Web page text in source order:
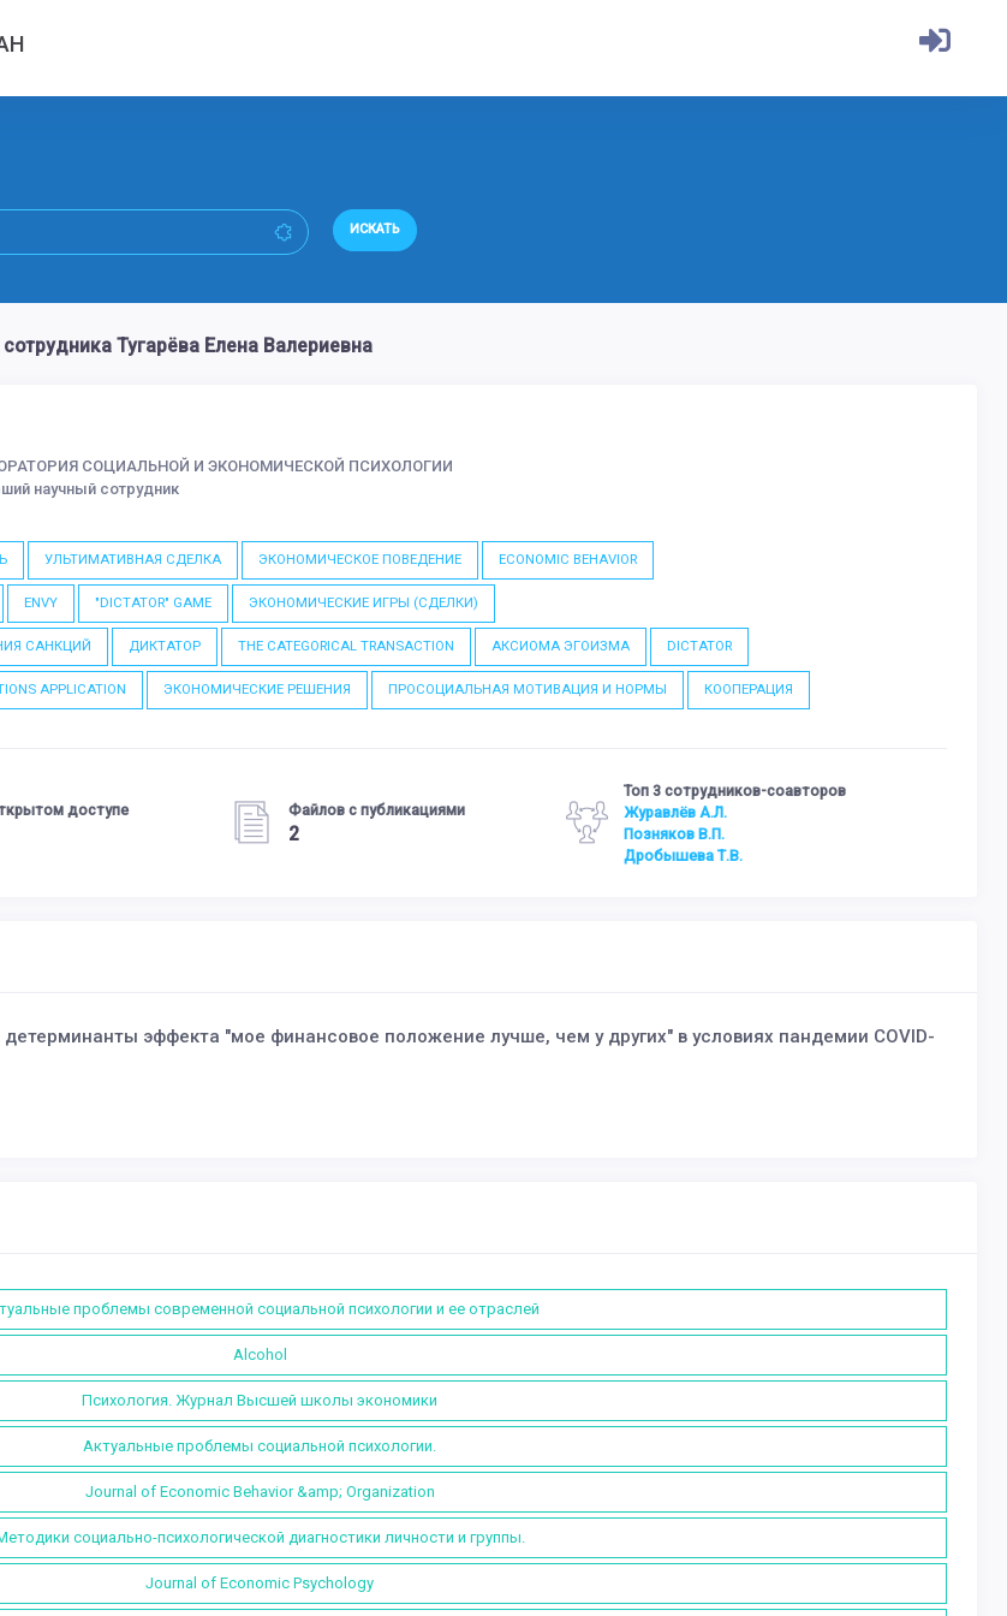
ИСКАТЬ
Тугарёва Елена Валериевна
СОЦИАЛЬНОЙ И ЭКОНОМИЧЕСКОЙ ПСИХОЛОГИИ
научный сотрудник
УЛЬТИМАТИВНАЯ СДЕЛКА ЭКОНОМИЧЕСКОЕ ПОВЕДЕНИЕ ECONOMIC BEHAVIOR
ENVY "DICTATOR" GAME ЭКОНОМИЧЕСКИЕ ИГРЫ (СДЕЛКИ)
САНКЦИЙ ДИКТАТОР THE CATEGORICAL TRANSACTION АКСИОМА ЭГОИЗМА DICTATOR
APPLICATION ЭКОНОМИЧЕСКИЕ РЕШЕНИЯ ПРОСОЦИАЛЬНАЯ МОТИВАЦИЯ И НОРМЫ КООПЕРАЦИЯ
доступе Файлов с публикациями
2
Топ 3 сотрудников-соавторов
Журавлёв А.Л.
Позняков В.П.
Дробышева Т.В.
эффекта "мое финансовое положение лучше, чем у других" в условиях пандемии COVID-
проблемы современной социальной психологии и ее отраслей
Alcohol
Психология. Журнал Высшей школы экономики
Актуальные проблемы социальной психологии.
Journal of Economic Behavior &amp; Organization
социально-психологической диагностики личности и группы.
Journal of Economic Psychology